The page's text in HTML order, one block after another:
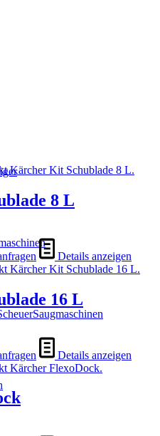
8 L
Details anzeigen
16 L
Details anzeigen